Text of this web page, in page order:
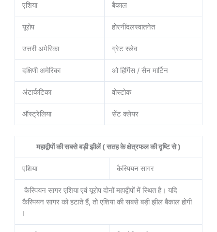
एशिया बैकाल
यूरोप होरनींदलस्वातनेत
उत्तरी अमेरिका ग्रेट स्लेव
दक्षिणी अमेरिका ओ हिगिंस / सैन मार्टिन
अंटार्कटिका वोस्टोक
ऑस्ट्रेलिया सेंट क्लेयर
महाद्वीपों की सबसे बड़ी झीलें ( सतह के क्षेत्रफल की दृष्टि से )
एशिया कैस्पियन सागर
कैस्पियन सागर एशिया एवं यूरोप दोनों महाद्वीपों में स्थित है। यदि
कैस्पियन सागर को हटाते हैं, तो एशिया की सबसे बड़ी झील बैकाल होगी
I